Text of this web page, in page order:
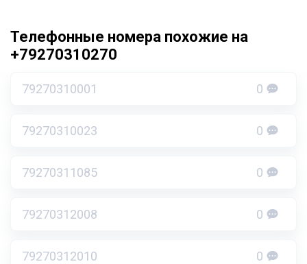
Телефонные номера похожие на
+79270310270
79270310001 0
79270310023 0
79270311085 0
79270312008 0
79270312010 0